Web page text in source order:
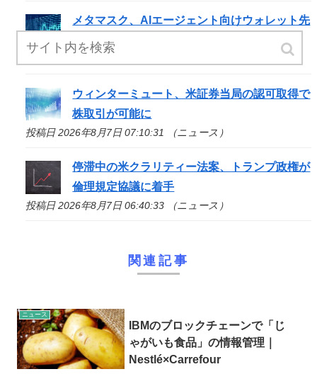
メタマスク、AIエージェント向けウォレット先
行公開
ウィンターミュート、米証券当局の認可取得で
株取引が可能に
投稿日 2026年8月7日 07:10:31 （ニュース）
停滞中の米クラリティー法案、トランプ政権が
倫理規定協議に着手
投稿日 2026年8月7日 06:40:33 （ニュース）
関連記事
ニュース
IBMのブロックチェーンで「じ
ゃがいも食品」の情報管理｜
Nestlé×Carrefour